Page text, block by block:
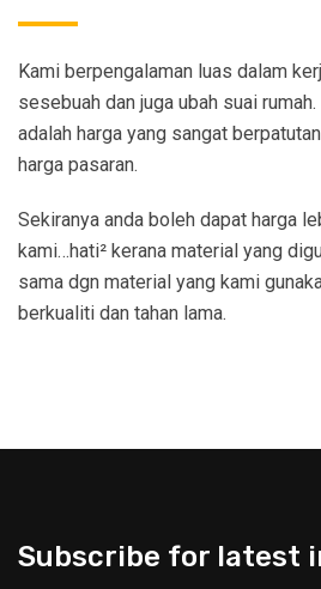
Kami berpengalaman luas dalam
sesebuah dan juga ubah suai
adalah harga yang sangat
harga pasaran.
Sekiranya anda boleh dapat harga
kami…hati² kerana material yang
sama dgn material yang kami
berkualiti dan tahan lama.
Subscribe for latest